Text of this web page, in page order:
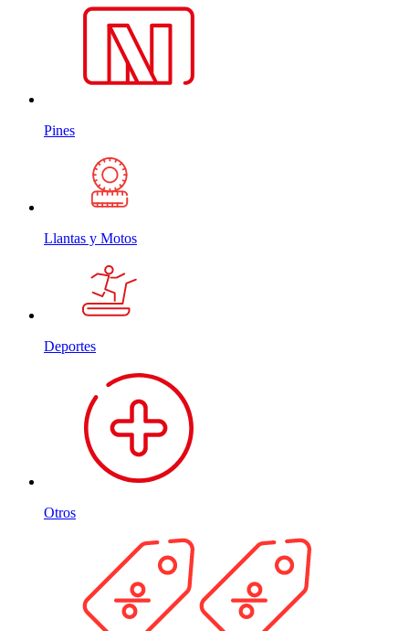
Pines
Llantas y Motos
Deportes
Otros